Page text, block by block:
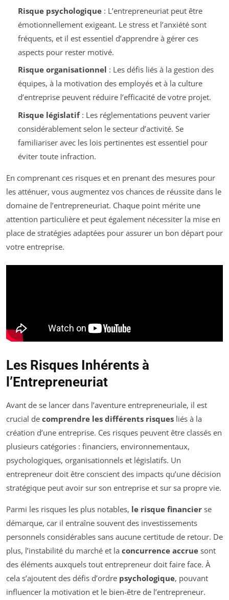
Risque psychologique: L’entrepreneuriat peut être
émotionnellement exigeant. Le stress et l’anxiété sont
fréquents, et il est essentiel d’apprendre à gérer ces
aspects pour rester motivé.
Risque organisationnel : Les défis liés à la gestion des
équipes, à la motivation des employés et à la culture
d’entreprise peuvent réduire l’efficacité de votre projet.
Risque législatif: Les réglementations peuvent varier
considérablement selon le secteur d’activité. Se
familiariser avec les lois pertinentes est essentiel pour
éviter toute infraction.
En comprenant ces risques et en prenant des mesures pour
les atténuer, vous augmentez vos chances de réussite dans le
domaine de l’entrepreneuriat. Chaque point mérite une
attention particulière et peut également nécessiter la mise en
place de stratégies adaptées pour assurer un bon départ pour
votre entreprise.
Les Risques Inhérents à
l’Entrepreneuriat
Avant de se lancer dans l’aventure entrepreneuriale, il est
crucial de comprendre les différents risques liés à la
création d’une entreprise. Ces risques peuvent être classés en
plusieurs catégories : financiers, environnementaux,
psychologiques, organisationnels et législatifs. Un
entrepreneur doit être conscient des impacts qu’une décision
stratégique peut avoir sur son entreprise et sur sa propre vie.
Parmi les risques les plus notables, le risque financier se
démarque, car il entraîne souvent des investissements
personnels considérables sans aucune certitude de retour. De
plus, l’instabilité du marché et la concurrence accrue sont
des éléments auxquels tout entrepreneur doit faire face. À
cela s’ajoutent des défis d’ordre psychologique, pouvant
influencer la motivation et le bien-être de l’entrepreneur.